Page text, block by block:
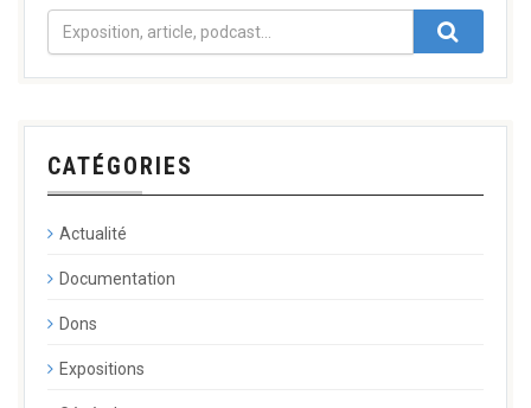
CATÉGORIES
Actualité
Documentation
Dons
Expositions